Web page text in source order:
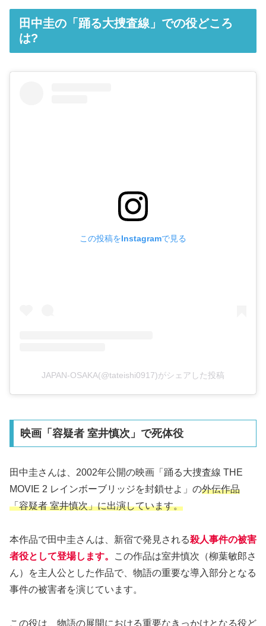
田中圭の「踊る大捜査線」での役どころ
は?
この投稿をInstagramで見る
JAPAN-OSAKA(@tateishi0917)がシェアした投稿
映画「容疑者 室井慎次」で死体役
田中圭さんは、2002年公開の映画「踊る大捜査線 THE
MOVIE 2 レインボーブリッジを封鎖せよ」の外伝作品
「容疑者 室井慎次」に出演しています。
本作品で田中圭さんは、新宿で発見される殺人事件の被害
者役として登場します。
この作品は室井慎次（柳葉敏郎さ
ん）を主人公とした作品で、物語の重要な導入部分となる
事件の被害者を演じています。
この役は、物語の展開における重要なきっかけとなる役ど